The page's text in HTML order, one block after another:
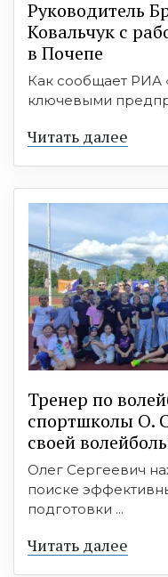
Руководитель
Ковальчук с
в Почепе
Как сообщает РИА
ключевыми
Читать далее
Тренер по
спортшколы О.
своей
Олег Сергеевич
поиске
подготовки ...
Читать далее